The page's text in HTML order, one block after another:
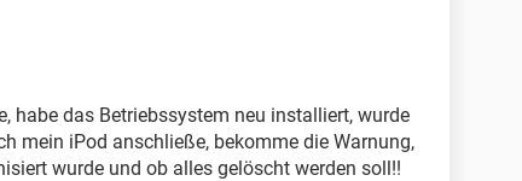
habe das Betriebssystem neu installiert, wurde
mein iPod anschließe, bekomme die Warnung,
wurde und ob alles gelöscht werden soll!!